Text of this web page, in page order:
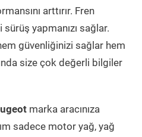
arttırır. Fren
yapmanızı sağlar.
güvenliğinizi sağlar hem
size çok değerli bilgiler
marka aracınıza
sadece motor yağ, yağ